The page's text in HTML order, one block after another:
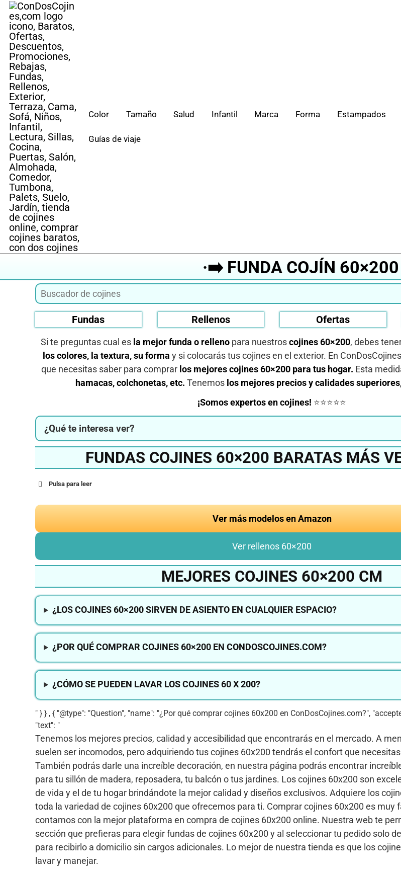
Saltar
contenido
Color Tamaño Salud Infantil Marca Forma Estampados
Guías de viaje
·➡️ FUNDA COJÍN
Fundas Rellenos Ofertas
Si te preguntas cual es la mejor funda o rellenopara nuestroscojines 60×200, debes
los colores, la textura, su forma y si colocarás tus cojines en el exterior. En
que necesitas saber para comprar los mejores cojines 60×200 para tus hogar. Esta
hamacas, colchonetas, etc. Tenemos los mejores precios y calidades
¡Somos expertos en cojines! ⭐⭐⭐⭐⭐
¿Qué te interesa ver?
FUNDAS COJINES 60×200 BARATAS MÁS
Pulsa para leer
Ver más modelos en Amazon
Ver rellenos 60×200
MEJORES COJINES 60×200 CM
¿LOS COJINES 60×200 SIRVEN DE ASIENTO EN CUALQUIER ESPACIO?
¿POR QUÉ COMPRAR COJINES 60×200 EN CONDOSCOJINES.COM?
¿CÓMO SE PUEDEN LAVAR LOS COJINES 60 X 200?
" } } , { "@type": "Question", "name": "¿Por qué comprar cojines 60x200 en ConDosCojines.com?",
"text": "
Tenemos los mejores precios, calidad y accesibilidad que encontrarás en el mercado. A
suelen ser incomodos, pero adquiriendo tus cojines 60x200 tendrás el confort que
También podrás darle una increíble decoración, en nuestra página podrás encontrar
para tu sillón de madera, reposadera, tu balcón o tus jardines. Los cojines 60x200 son
de vida y el de tu hogar brindándote la mejor calidad y diseños exclusivos. Adquiere los
toda la variedad de cojines 60x200 que ofrecemos para ti. Comprar cojines 60x200 es muy
contamos con la mejor plataforma en compra de cojines 60x200 online. Nuestra web te
sección que prefieras para elegir fundas de cojines 60x200 y al seleccionar tu pedido solo
para recibirlo a domicilio sin cargos adicionales. Lo mejor de nuestra tienda es que los
lavar y manejar.